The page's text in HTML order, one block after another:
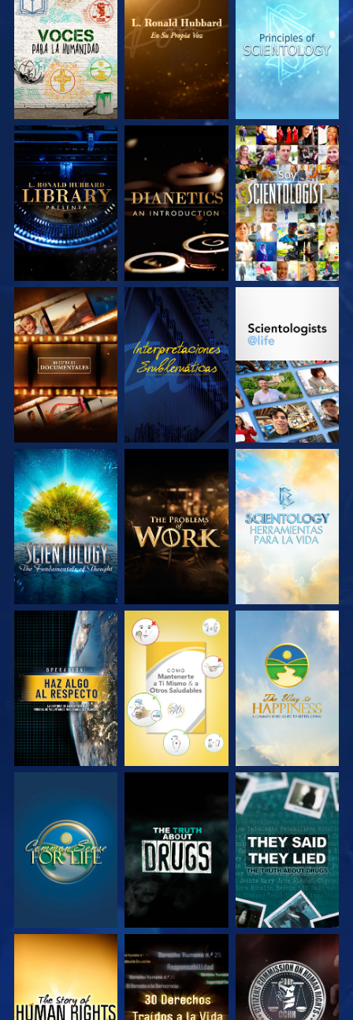
EXPLORA LAS
SERIES
EXPLORA LAS
SERIES
EXPLORA LAS
SERIES
EXPLORA LAS
SERIES
EXPLORA LAS
SERIES
VE
EXPLORA LAS
SERIES
VE
EXPLORA LAS
EXPLORA LAS
SERIES
EXPLORA LAS
SERIES
EXPLORA LAS
SERIES
VE VE VE
VE VE
VE VE VE